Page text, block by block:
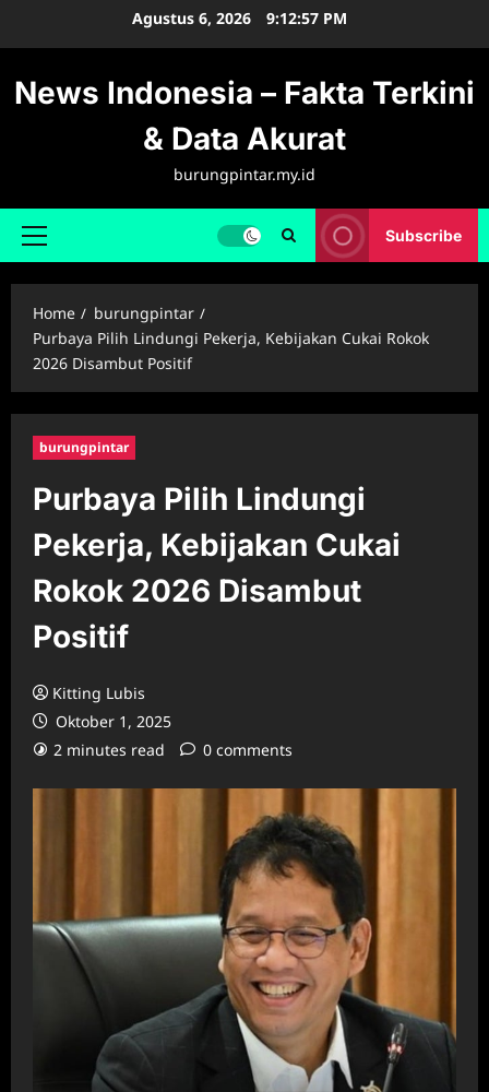
Agustus 6, 2026 9:12:58 PM
News Indonesia – Fakta Terkini
& Data Akurat
burungpintar.my.id
Primary
Subscribe
Home
burungpintar
Purbaya Pilih Lindungi Pekerja, Kebijakan Cukai Rokok
2026 Disambut Positif
burungpintar
Purbaya Pilih Lindungi
Pekerja, Kebijakan Cukai
Rokok 2026 Disambut
Positif
Kitting Lubis
Oktober 1, 2025
2 minutes read
0 comments